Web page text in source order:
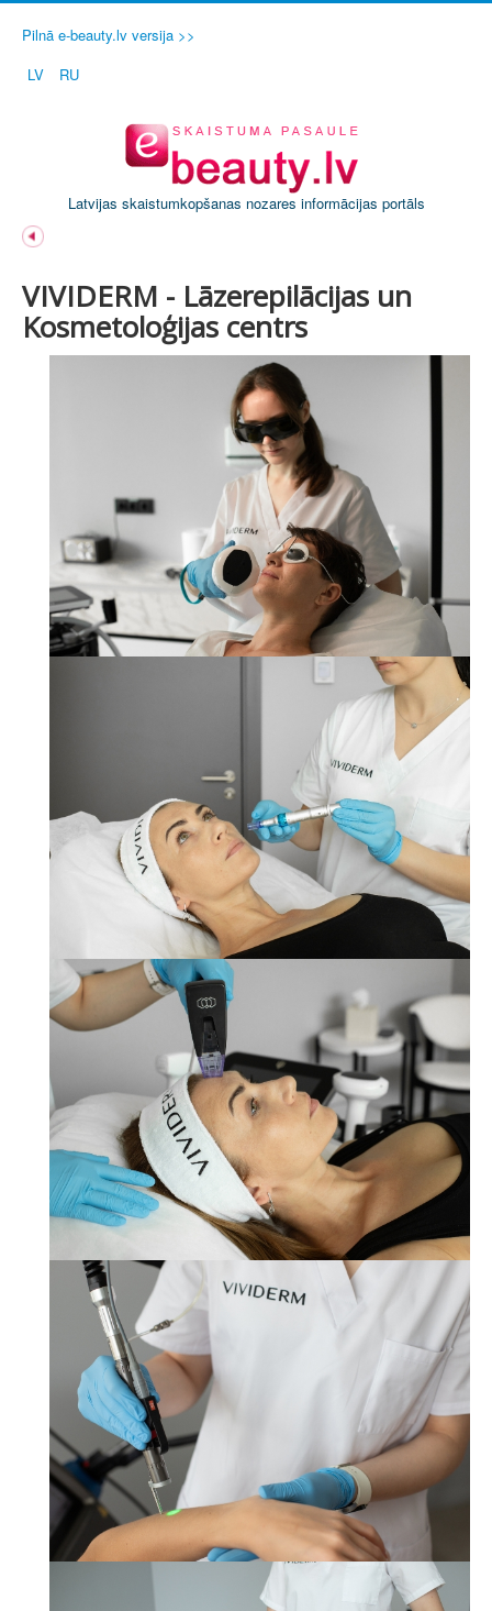
Pilnā e-beauty.lv versija >>
LV
RU
Latvijas skaistumkopšanas nozares informācijas portāls
VIVIDERM - Lāzerepilācijas un
Kosmetoloģijas centrs